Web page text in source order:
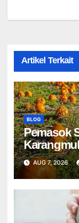
Artikel Terkait
BLOG
Pemasok
Cikarang
Bekasi
AUG 7, 2026